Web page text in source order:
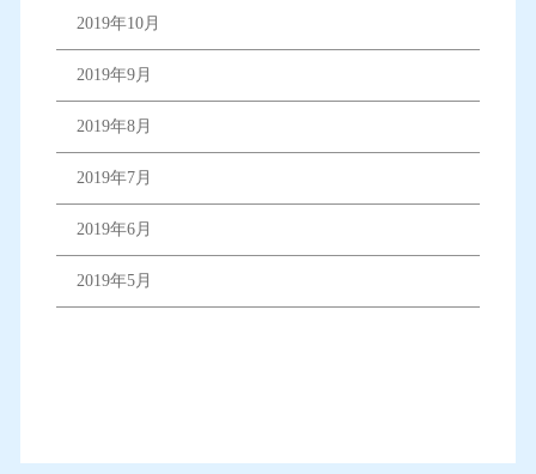
2019年10月
2019年9月
2019年8月
2019年7月
2019年6月
2019年5月